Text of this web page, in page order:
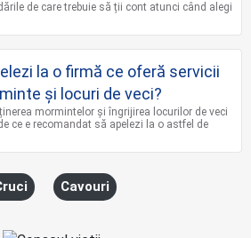
de care trebuie să ții cont atunci când alegi
la o firmă ce oferă servicii
și locuri de veci?
mormintelor și îngrijirea locurilor de veci
ce e recomandat să apelezi la o astfel de
Cavouri